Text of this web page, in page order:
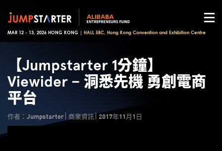
MAR 12 - 13, 2026 HONG KONG | HALL 5BC, Hong Kong Convention and Exhibition Centre
【Jumpstarter 1分鐘】
Viewider – 洞悉先機 勇創電商
平台
作者：Jumpstarter 商業資訊 2017年11月1日